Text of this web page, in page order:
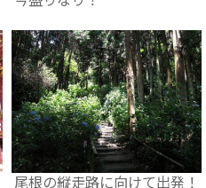
尾根の縦走路に向けて出発！